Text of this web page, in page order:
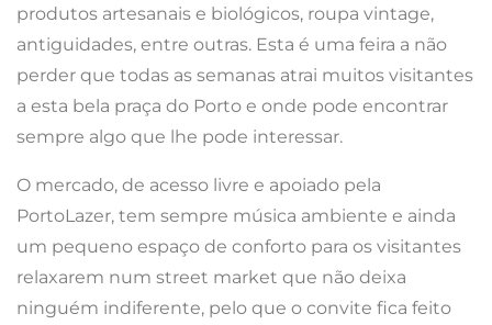
produtos artesanais e biológicos, roupa vintage,
antiguidades, entre outras. Esta é uma feira a não
perder que todas as semanas atrai muitos visitantes
a esta bela praça do Porto e onde pode encontrar
sempre algo que lhe pode interessar.
O mercado, de acesso livre e apoiado pela
PortoLazer, tem sempre música ambiente e ainda
um pequeno espaço de conforto para os visitantes
relaxarem num street market que não deixa
ninguém indiferente, pelo que o convite fica feito